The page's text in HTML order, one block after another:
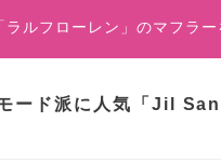
ラルフローレン」のマフラ
ード派に人気「Jil